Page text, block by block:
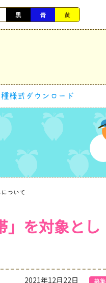
黒 青 黄
種様式ダウンロード
ついて
」を対象とし
2021年12月22日 募集